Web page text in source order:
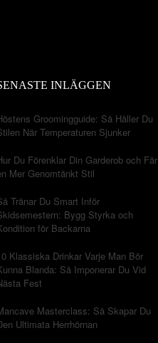
INLÄGGEN
Groomingguide: Så Håller Du
När Temperaturen Sjunker
Du Förenklar Din Garderob och Får
Mer Genomtänkt Stil
Tränar Du Smart Inför
Bygg Styrka och
för Backarna
Klassiska Drinkar Varje Man Bör
Blanda: Så Imponerar Du Vid
Fest
Masterclass: Så Skapar Du
Ultimata Herrhörnan